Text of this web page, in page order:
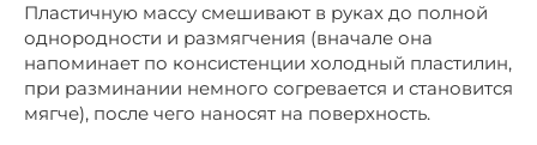
Пластичную массу смешивают в руках до полной
однородности и размягчения (вначале она
напоминает по консистенции холодный пластилин,
при разминании немного согревается и становится
мягче), после чего наносят на поверхность.